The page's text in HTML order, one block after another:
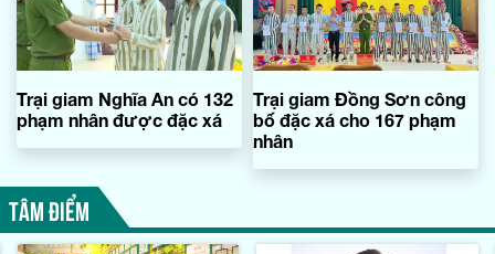
Trại giam Nghĩa An có 132
phạm nhân được đặc xá
Trại giam Đồng Sơn công
bố đặc xá cho 167 phạm
nhân
TÂM ĐIỂM